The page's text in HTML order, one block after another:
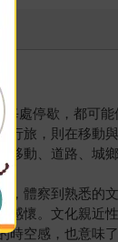
處停歇，都可
旅，則在移動
動、道路、城
體察到熟悉的
懷。文化親近
空感，也意味